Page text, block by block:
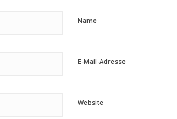
Name
E-Mail-Adresse
Website